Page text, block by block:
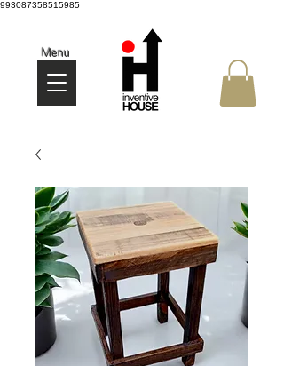
993087358515985
Menu